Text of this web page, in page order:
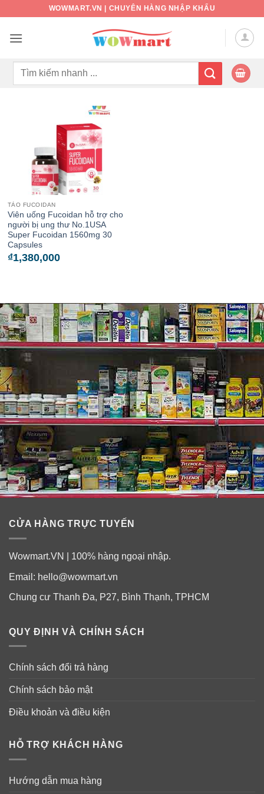
nội
WOWMART.VN | CHUYÊN HÀNG NHẬP KHẨU
Tìm
TẢO FUCOIDAN
Viên uống Fucoidan hỗ trợ cho
người bị ung thư No.1USA
Super Fucoidan 1560mg 30
Capsules
₫1,380,000
CỬA HÀNG TRỰC TUYẾN
Wowmart.VN | 100% hàng ngoại nhập.
Email: hello@wowmart.vn
Chung cư Thanh Đa, P27, Bình Thạnh, TPHCM
QUY ĐỊNH VÀ CHÍNH SÁCH
Chính sách đổi trả hàng
Chính sách bảo mật
Điều khoản và điều kiện
HỖ TRỢ KHÁCH HÀNG
Hướng dẫn mua hàng